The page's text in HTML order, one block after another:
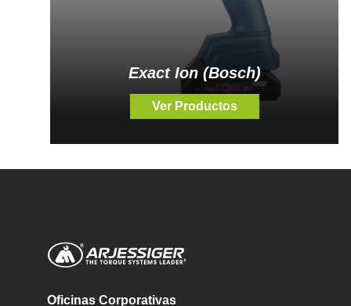
Exact Ion (Bosch)
Ver Productos
Oficinas Corporativas